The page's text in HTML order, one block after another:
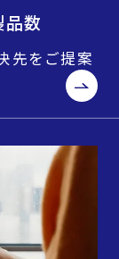
数
先をご提案